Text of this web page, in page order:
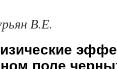
В.Е.
поле